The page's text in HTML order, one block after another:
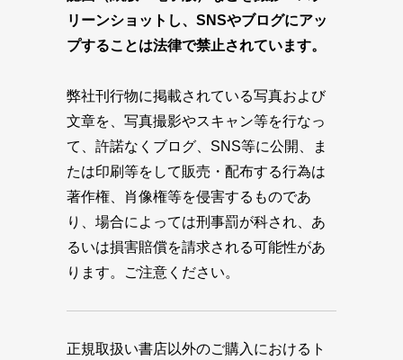
リーンショットし、SNSやブログにアッ
プすることは法律で禁止されています。
弊社刊行物に掲載されている写真および
文章を、写真撮影やスキャン等を行なっ
て、許諾なくブログ、SNS等に公開、ま
たは印刷等をして販売・配布する行為は
著作権、肖像権等を侵害するものであ
り、場合によっては刑事罰が科され、あ
るいは損害賠償を請求される可能性があ
ります。ご注意ください。
正規取扱い書店以外のご購入におけるト